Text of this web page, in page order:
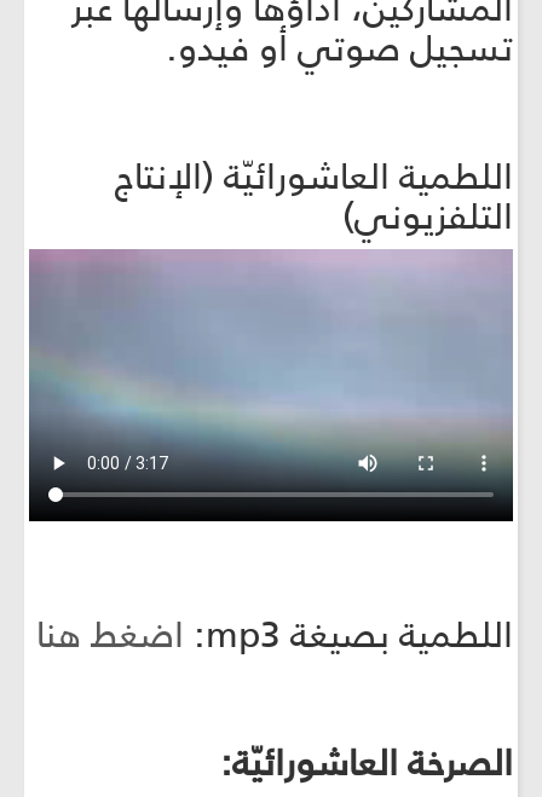
تسجيل صوتي أو فيدو.
اللطمية العاشورائيّة (الإنتاج
التلفزيوني)
اللطمية بصيغة mp3: اضغط هنا
الصرخة العاشورائيّة: